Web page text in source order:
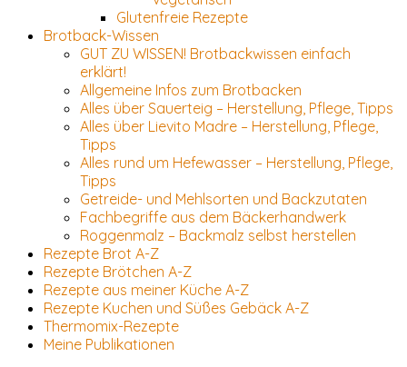
Glutenfreie Rezepte
Brotback-Wissen
GUT ZU WISSEN! Brotbackwissen einfach
erklärt!
Allgemeine Infos zum Brotbacken
Alles über Sauerteig – Herstellung, Pflege, Tipps
Alles über Lievito Madre – Herstellung, Pflege,
Tipps
Alles rund um Hefewasser – Herstellung, Pflege,
Tipps
Getreide- und Mehlsorten und Backzutaten
Fachbegriffe aus dem Bäckerhandwerk
Roggenmalz – Backmalz selbst herstellen
Rezepte Brot A-Z
Rezepte Brötchen A-Z
Rezepte aus meiner Küche A-Z
Rezepte Kuchen und Süßes Gebäck A-Z
Thermomix-Rezepte
Meine Publikationen